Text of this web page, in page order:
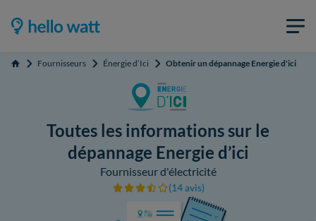
Accueil Fournisseurs Énergie d’Ici Obtenir un dépannage Energie d'ici
Toutes les informations sur le
dépannage Energie d’ici
Fournisseur d'électricité
(14 avis)